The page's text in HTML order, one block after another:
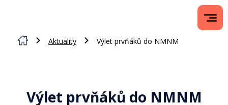
Aktuality Výlet prvňáků do NMNM
Výlet prvňáků do NMNM